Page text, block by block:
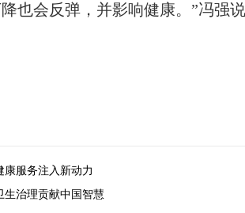
也会反弹，并影响健康。”冯强
康服务注入新动力
生治理贡献中国智慧